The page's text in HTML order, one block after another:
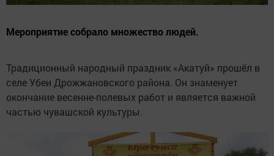
Мероприятие собрало множество людей.
Традиционный народный праздник «Акатуй» прошёл в
селе Убеи Дрожжановского района. Он знаменует
окончание весенне-полевых работ и является важной
частью чувашской культуры.